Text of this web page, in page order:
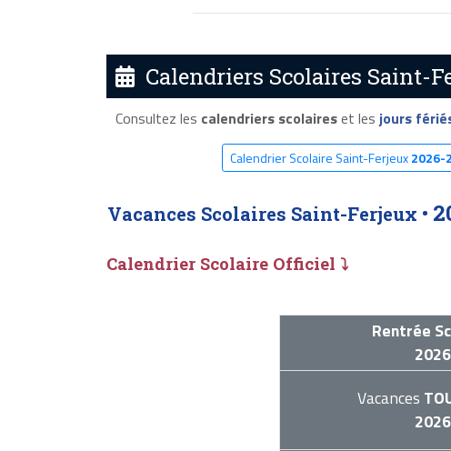
Calendriers Scolaires Saint-
Consultez les calendriers scolaireset les jours
Calendrier Scolaire Saint-Ferjeux2026-
Vacances Scolaires Saint-Ferjeux •
Calendrier Scolaire Officiel ⤵
Rentrée
2026
Vacances
2026